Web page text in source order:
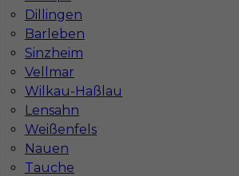
Dillingen
Barleben
Sinzheim
Vellmar
Wilkau-Haßlau
Lensahn
Weißenfels
Nauen
Tauche
Kategoria
Lokalizacja Niemcy
Wymagane języki
Stawka 14 - 16 € / h